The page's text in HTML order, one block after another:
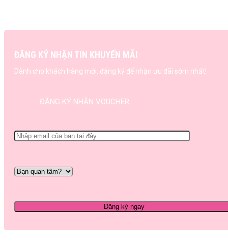
ĐĂNG KÝ NHẬN TIN KHUYẾN MÃI
Dành cho khách hàng mới, đăng ký để nhận ưu đãi sớm nhất!
ĐĂNG KÝ NHẬN VOUCHER